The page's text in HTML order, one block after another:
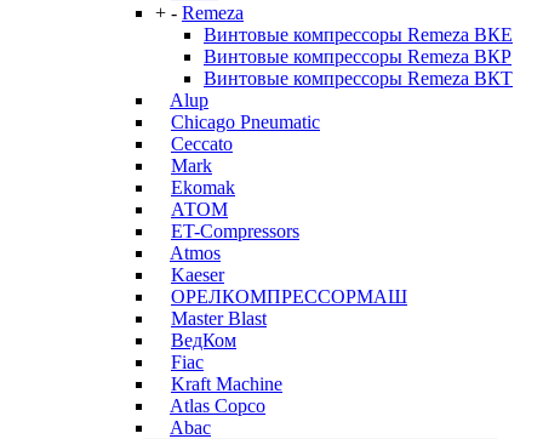
+ - Remeza
Винтовые компрессоры Remeza ВКЕ
Винтовые компрессоры Remeza ВКР
Винтовые компрессоры Remeza ВКТ
Alup
Chicago Pneumatic
Ceccato
Mark
Ekomak
АТОМ
ET-Compressors
Atmos
Kaeser
ОРЕЛКОМПРЕССОРМАШ
Master Blast
ВедКом
Fiac
Kraft Machine
Atlas Copco
Abac